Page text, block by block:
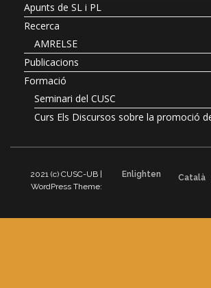
Apunts de SL i PL
Recerca
AMRELSE
Publicacions
Formació
Seminari del CUSC
Curs Els Discursos sobre la promoció
2021 (c) CUSC-UB |
WordPress Theme:
Enlighten Català